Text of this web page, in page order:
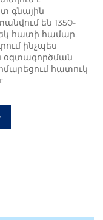
գնային
են 1350-
հատի համար,
ինչպես
օգտագործման
հատուկ